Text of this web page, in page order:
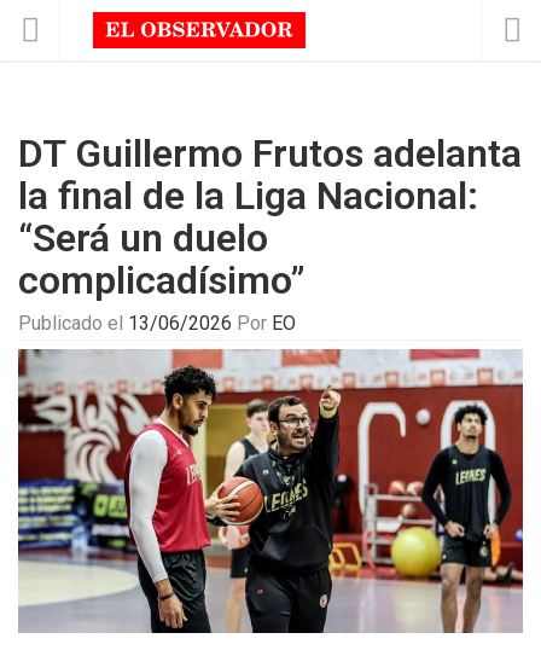
DT Guillermo Frutos adelanta
la final de la Liga Nacional:
“Será un duelo
complicadísimo”
Publicado el 13/06/2026 Por EO